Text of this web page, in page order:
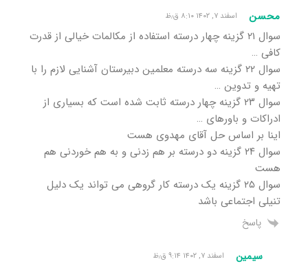
محسن اسفند ۷, ۱۴۰۲ ۸:۱۰ ق٫ظ
سوال ۲۱ گزینه چهار درسته استفاده از مکالمات خیالی از قدرت
کافی …
سوال ۲۲ گزینه سه درسته معلمین دبیرستان آشنایی لازم را با
تهیه و تدوین …
سوال ۲۳ گزینه چهار درسته ثابت شده است که بسیاری از
ادراکات و باورهای …
اینا بر اساس حل آقای مهدوی هست
سوال ۲۴ گزینه دو درسته بر هم زدنی و به هم خوردنی هم
هست
سوال ۲۵ گزینه یک درسته کار گروهی می تواند یک دلیل
تنیلی اجتماعی باشد
پاسخ
سیمین اسفند ۷, ۱۴۰۲ ۹:۱۴ ق٫ظ